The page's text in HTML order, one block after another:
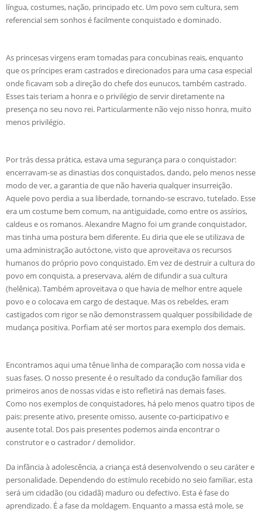
língua, costumes, nação, principado etc. Um povo sem cultura, sem
referencial sem sonhos é facilmente conquistado e dominado.
As princesas virgens eram tomadas para concubinas reais, enquanto
que os príncipes eram castrados e direcionados para uma casa especial
onde ficavam sob a direção do chefe dos eunucos, também castrado.
Esses tais teriam a honra e o privilégio de servir diretamente na
presença no seu novo rei. Particularmente não vejo nisso honra, muito
menos privilégio.
Por trás dessa prática, estava uma segurança para o conquistador:
encerravam-se as dinastias dos conquistados, dando, pelo menos nesse
modo de ver, a garantia de que não haveria qualquer insurreição.
Aquele povo perdia a sua liberdade, tornando-se escravo, tutelado. Esse
era um costume bem comum, na antiguidade, como entre os assírios,
caldeus e os romanos. Alexandre Magno foi um grande conquistador,
mas tinha uma postura bem diferente. Eu diria que ele se utilizava de
uma administração autóctone, visto que aproveitava os recursos
humanos do próprio povo conquistado. Em vez de destruir a cultura do
povo em conquista, a preservava, além de difundir a sua cultura
(helênica). Também aproveitava o que havia de melhor entre aquele
povo e o colocava em cargo de destaque. Mas os rebeldes, eram
castigados com rigor se não demonstrassem qualquer possibilidade de
mudança positiva. Porfiam até ser mortos para exemplo dos demais.
Encontramos aqui uma tênue linha de comparação com nossa vida e
suas fases. O nosso presente é o resultado da condução familiar dos
primeiros anos de nossas vidas e isto refletirá nas demais fases.
Como nos exemplos de conquistadores, há pelo menos quatro tipos de
pais: presente ativo, presente omisso, ausente co-participativo e
ausente total. Dos pais presentes podemos ainda encontrar o
construtor e o castrador / demolidor.
Da infância à adolescência, a criança está desenvolvendo o seu caráter e
personalidade. Dependendo do estímulo recebido no seio familiar, esta
será um cidadão (ou cidadã) maduro ou defectivo. Esta é fase do
aprendizado. É a fase da moldagem. Enquanto a massa está mole, se